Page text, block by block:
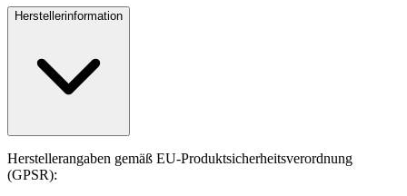
Herstellerinformation
Herstellerangaben gemäß EU-Produktsicherheitsverordnung
(GPSR):